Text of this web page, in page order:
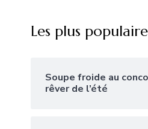
Les plus
Soupe froide au
rêver de l’été